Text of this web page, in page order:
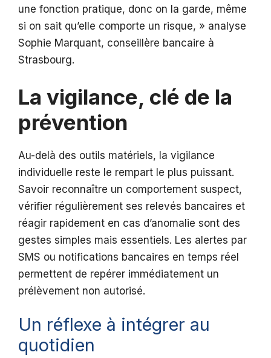
une fonction pratique, donc on la garde, même
si on sait qu’elle comporte un risque, » analyse
Sophie Marquant, conseillère bancaire à
Strasbourg.
La vigilance, clé de la
prévention
Au-delà des outils matériels, la vigilance
individuelle reste le rempart le plus puissant.
Savoir reconnaître un comportement suspect,
vérifier régulièrement ses relevés bancaires et
réagir rapidement en cas d’anomalie sont des
gestes simples mais essentiels. Les alertes par
SMS ou notifications bancaires en temps réel
permettent de repérer immédiatement un
prélèvement non autorisé.
Un réflexe à intégrer au
quotidien